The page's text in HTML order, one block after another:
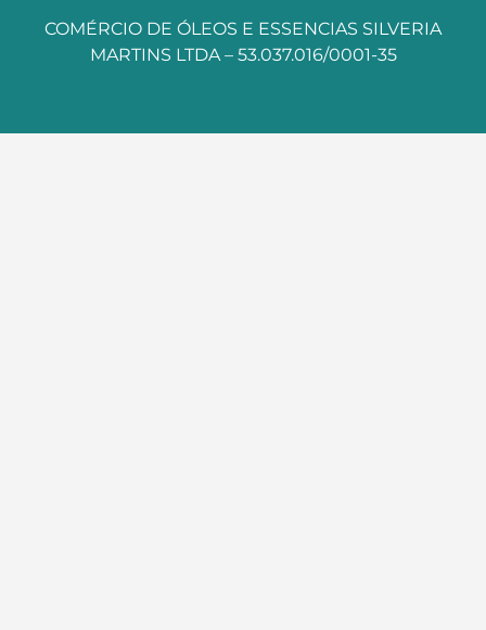
COMÉRCIO DE ÓLEOS E ESSENCIAS SILVERIA
MARTINS LTDA – 53.037.016/0001-35